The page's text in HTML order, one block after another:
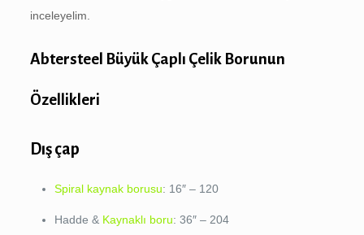
inceleyelim.
Abtersteel Büyük Çaplı Çelik Borunun
Özellikleri
Dış çap
Spiral kaynak borusu: 16″ – 120
Hadde & Kaynaklı boru: 36″ – 204